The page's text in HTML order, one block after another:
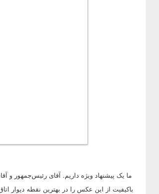
ما یک پیشنهاد ویژه داریم. آقای رئیس‌جمهور و
باکیفیت از این عکس را در بهترین نقطه دیوار